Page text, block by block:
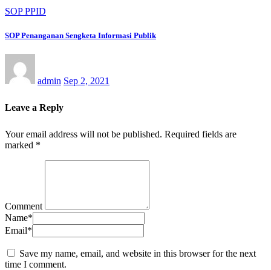
SOP PPID
SOP Penanganan Sengketa Informasi Publik
admin Sep 2, 2021
Leave a Reply
Your email address will not be published. Required fields are
marked *
Comment
Name*
Email*
Save my name, email, and website in this browser for the next
time I comment.